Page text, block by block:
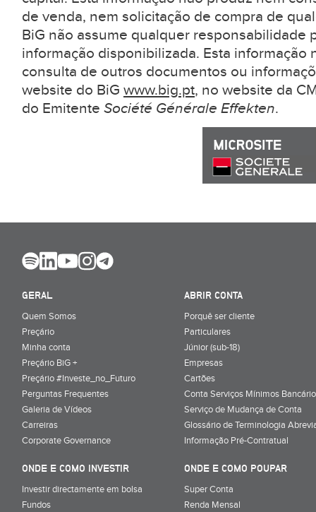
de venda, nem solicitação de compra de
BiG não assume qualquer responsabilidade
informação disponibilizada. Esta informação
consulta de outros documentos ou
website do BiG www.big.pt, no website da
do Emitente Société Générale Effekten.
GERAL
Quem Somos
Preçário
Minha conta
Preçário BiG +
Preçário #Investe_no_Futuro
Perguntas Frequentes
Galeria de Vídeos
Carreiras
Corporate Governance
ABRIR CONTA
Porquê ser cliente
Particulares
Júnior (sub-18)
Empresas
Cartões
Conta Serviços Mínimos
Serviço de Mudança de Conta
Glossário de Terminologia
Informação Pré-Contratual
ONDE E COMO INVESTIR
Investir directamente em bolsa
Fundos
ONDE E COMO POUPAR
Super Conta
Renda Mensal